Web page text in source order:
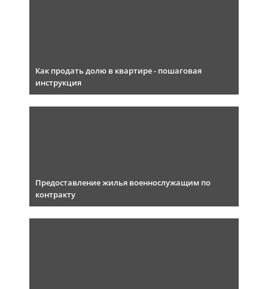
Как продать долю в квартире - пошаговая
инструкция
Предоставление жилья военнослужащим по
контракту